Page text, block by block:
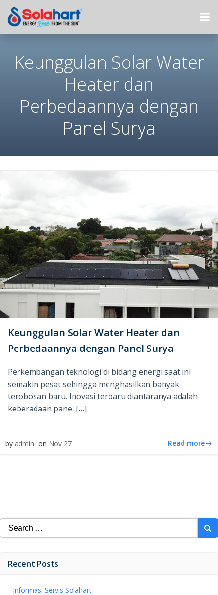
Keunggulan Solar Water
Heater dan
Perbedaannya dengan
Panel Surya
Keunggulan Solar Water Heater dan
Perbedaannya dengan Panel Surya
Perkembangan teknologi di bidang energi saat ini
semakin pesat sehingga menghasilkan banyak
terobosan baru. Inovasi terbaru diantaranya adalah
keberadaan panel […]
by admin on Nov 27 Read more
Search
for:
Recent Posts
Informasi Servis Solahart